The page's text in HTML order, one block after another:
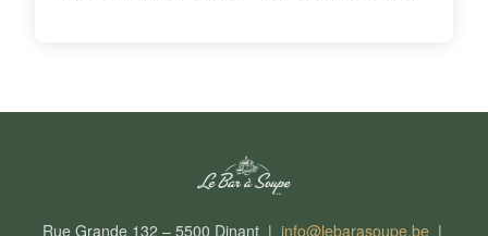
Rue Grande 132 – 5500 Dinant | info@lebarasoupe.be|